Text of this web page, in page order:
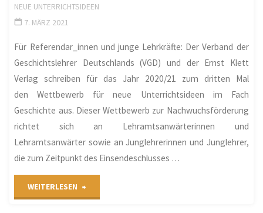
NEUE UNTERRICHTSIDEEN
7. MÄRZ 2021
Für Referendar_innen und junge Lehrkräfte: Der Verband der
Geschichtslehrer Deutschlands (VGD) und der Ernst Klett
Verlag schreiben für das Jahr 2020/21 zum dritten Mal
den Wettbewerb für neue Unterrichtsideen im Fach
Geschichte aus. Dieser Wettbewerb zur Nachwuchsförderung
richtet sich an Lehramtsanwärterinnen und
Lehramtsanwärter sowie an Junglehrerinnen und Junglehrer,
die zum Zeitpunkt des Einsendeschlusses …
WEITERLESEN